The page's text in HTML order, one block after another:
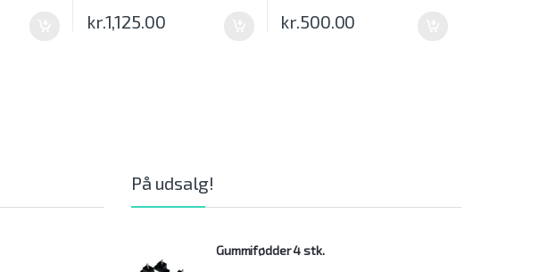
kr.1,125.00 kr.500.00
På udsalg!
Gummifødder 4 stk.